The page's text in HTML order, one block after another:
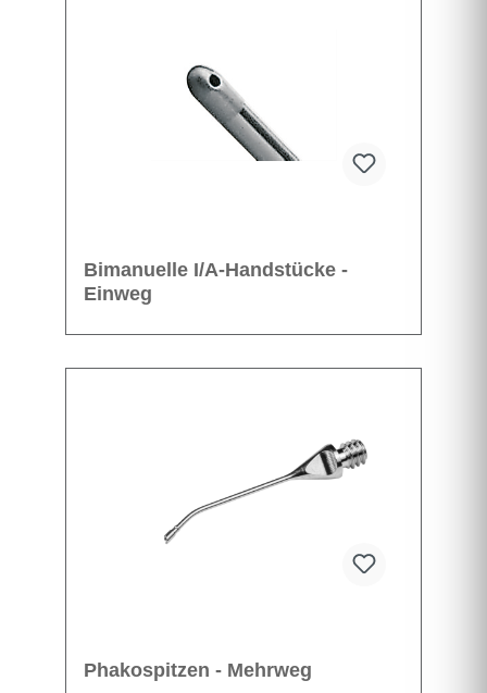
Bimanuelle I/A-Handstücke -
Einweg
Phakospitzen - Mehrweg